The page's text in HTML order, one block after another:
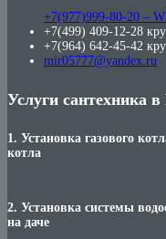
+7(977)999-80-20 –
+7(499) 409-12-28
+7(964) 642-45-42
mir05777@yandex.ru
Услуги сантехника
1. Установка газового
котла
2. Установка системы
на даче